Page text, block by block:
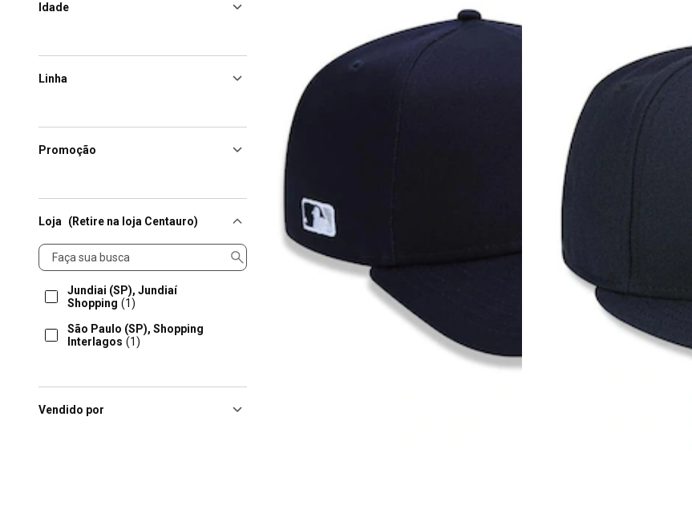
Idade
Linha
Promoção
Loja (Retire na loja Centauro)
Loja
Jundiai (SP), Jundiaí
Shopping (1)
São Paulo (SP), Shopping
Interlagos (1)
Vendido por